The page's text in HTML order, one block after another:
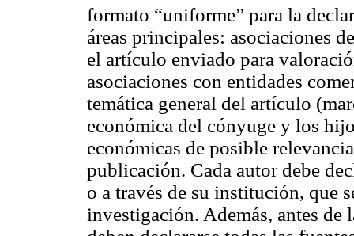
formato “uniforme” para la
áreas principales: asociaciones
el artículo enviado para
asociaciones con entidades
temática general del artículo
económica del cónyuge y los
económicas de posible
publicación. Cada autor debe
o a través de su institución, que
investigación. Además, antes